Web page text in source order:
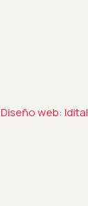
Diseño web: Idital